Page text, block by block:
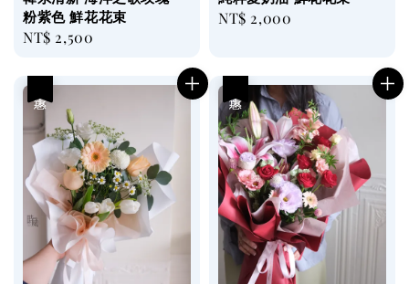
粉紫色 鮮花花束
Regular
NT$ 2,500
Regular
NT$ 2,000